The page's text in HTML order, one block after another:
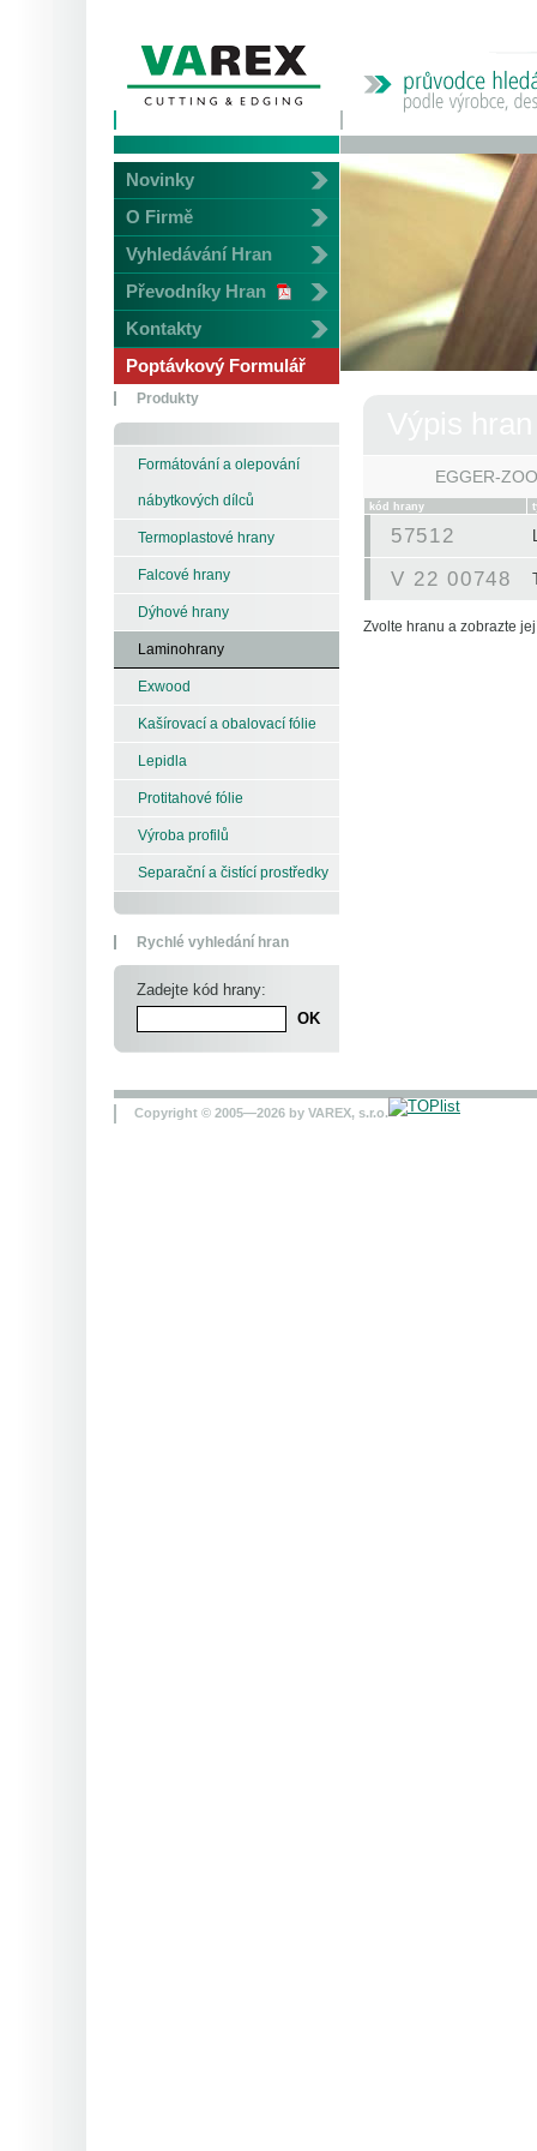
Novinky
O Firmě
Vyhledávání Hran
Převodníky Hran
Kontakty
Poptávkový Formulář
Produkty
Formátování a olepování
nábytkových dílců
Termoplastové hrany
Falcové hrany
Dýhové hrany
Laminohrany
Exwood
Kašírovací a obalovací fólie
Lepidla
Protitahové fólie
Výroba profilů
Separační a čistící prostředky
Rychlé vyhledání hran
Zadejte kód hrany:
EGGER-
kód hrany
57512
V 22 00748
Zvolte hranu a zobrazte
Copyright © 2005—2026 by VAREX, s.r.o.